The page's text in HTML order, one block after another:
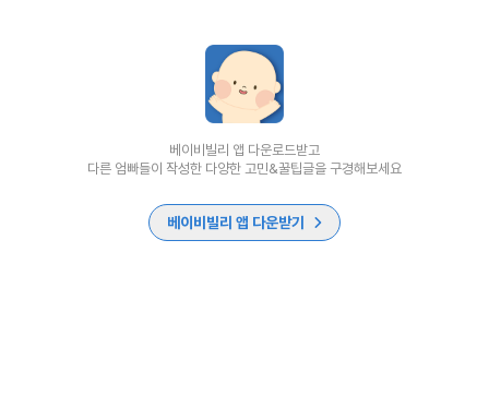
베이비빌리 앱 다운로드받고
다른 엄빠들이 작성한 다양한 고민&꿀팁글을 구경해보세요
베이비빌리 앱 다운받기